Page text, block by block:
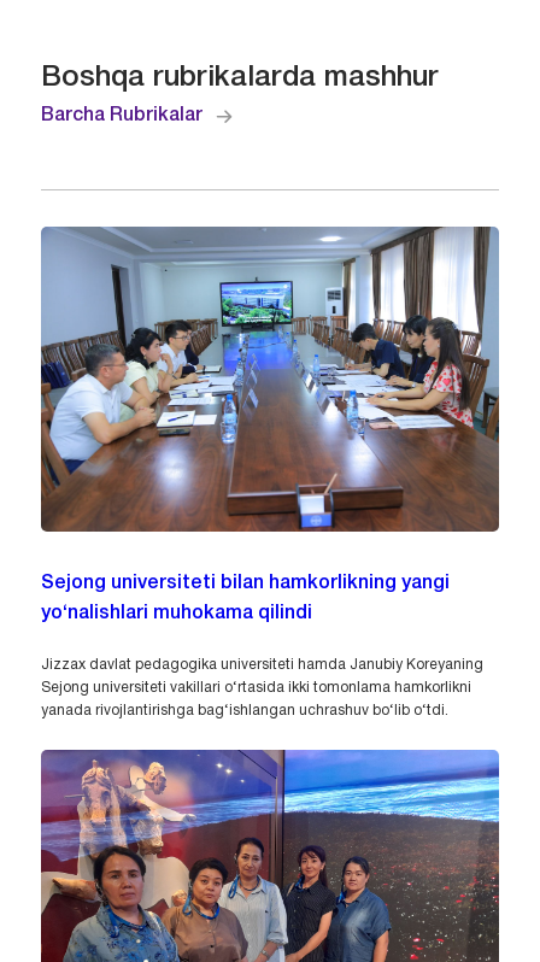
Boshqa rubrikalarda mashhur
Barcha Rubrikalar
Sejong universiteti bilan hamkorlikning yangi
yo‘nalishlari muhokama qilindi
Jizzax davlat pedagogika universiteti hamda Janubiy Koreyaning
Sejong universiteti vakillari o‘rtasida ikki tomonlama hamkorlikni
yanada rivojlantirishga bag‘ishlangan uchrashuv bo‘lib o‘tdi.